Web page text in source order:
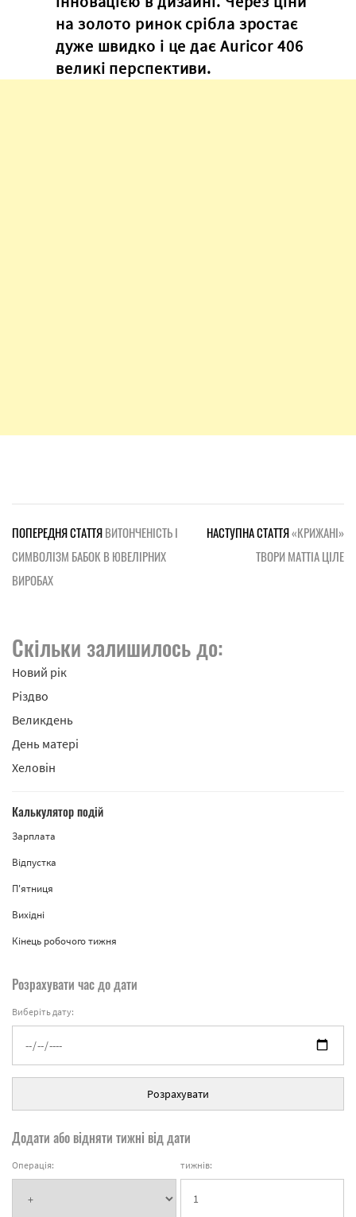
на золото ринок срібла зростає
дуже швидко і це дає Auricor 406
великі перспективи.
ПОПЕРЕДНЯ СТАТТЯВИТОНЧЕНІСТЬ І
СИМВОЛІЗМ БАБОК В ЮВЕЛІРНИХ
ВИРОБАХ
НАСТУПНА СТАТТЯ«КРИЖАНІ»
ТВОРИ МАТТІА ЦІЛЕ
Скільки залишилось до:
Новий рік
Різдво
Великдень
День матері
Хеловін
Калькулятор подій
Зарплата
Відпустка
П'ятниця
Вихідні
Кінець робочого тижня
Розрахувати час до дати
Виберіть дату:
Розрахувати
Додати або відняти тижні від дати
Операція: тижнів: